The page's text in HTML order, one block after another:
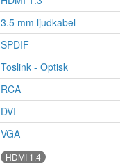
3.5 mm ljudkabel
SPDIF
Toslink - Optisk
RCA
DVI
VGA
HDMI 1.4